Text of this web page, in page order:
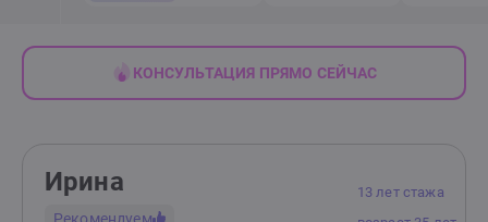
КОНСУЛЬТАЦИЯ ПРЯМО СЕЙЧАС
13 лет стажа
Ирина